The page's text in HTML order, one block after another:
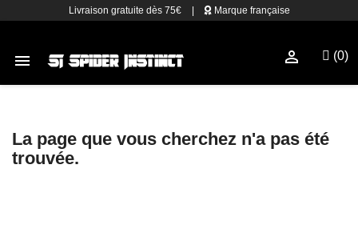
Livraison gratuite dès 75€ Marque française
 (0)

La page que vous cherchez n'a pas été
trouvée.